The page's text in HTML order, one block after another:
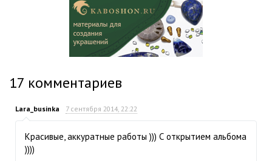
17 комментариев
Lara_businka 7 сентября 2014, 22:22
Красивые, аккуратные работы ))) С открытием альбома
))))